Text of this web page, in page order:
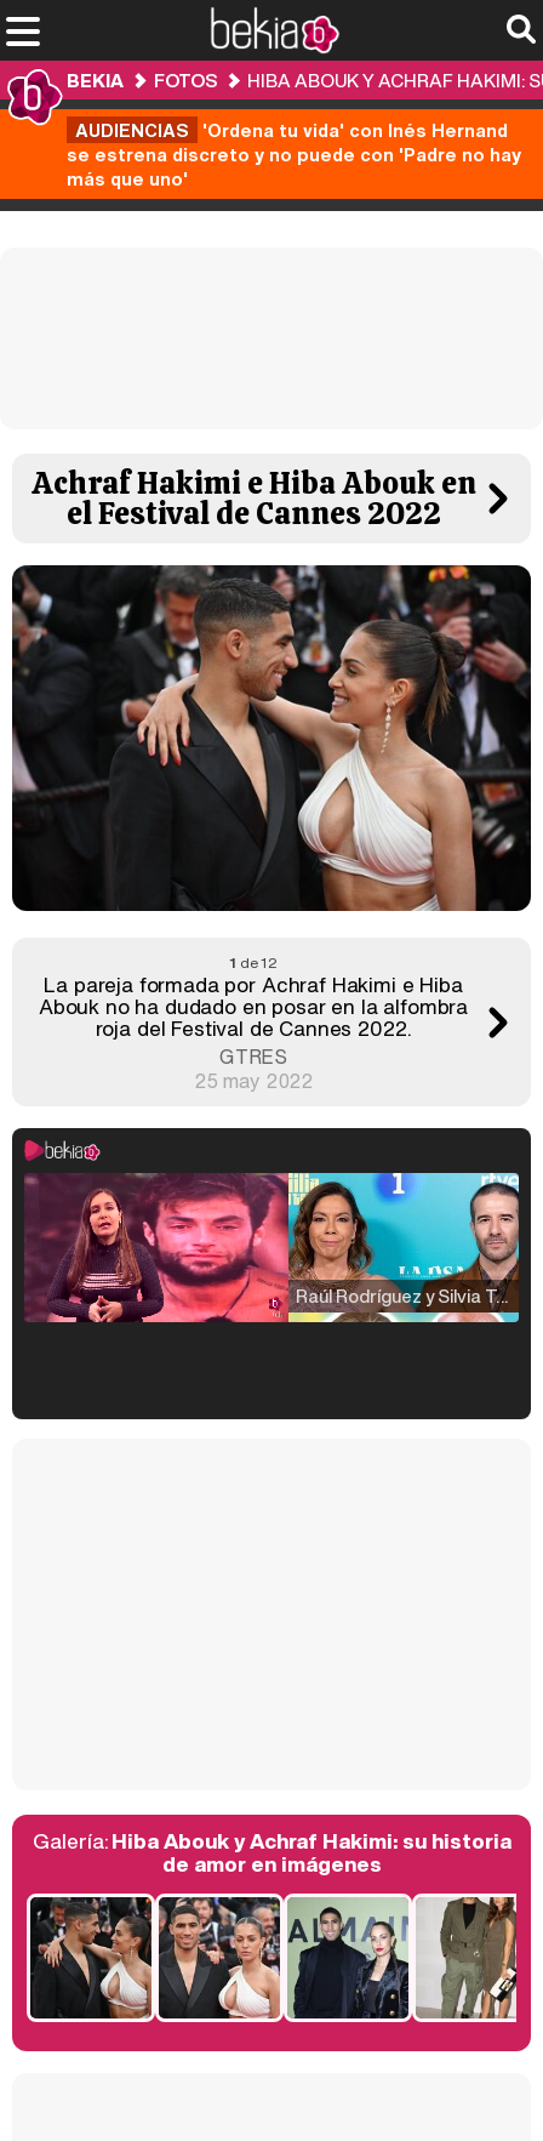
BEKIA FOTOS
HIBA ABOUK Y ACHRAF HAKIMI:
AUDIENCIAS 'Ordena tu vida' con Inés Hernand
se estrena discreto y no puede con 'Padre no hay
más que uno'
Achraf Hakimi e Hiba Abouk en
el Festival de Cannes 2022
1 de 12
La pareja formada por Achraf Hakimi e Hiba
Abouk no ha dudado en posar en la alfombra
roja del Festival de Cannes 2022.
GTRES
25 may 2022
Raúl Rodríguez y Silvia Taulés nos cuentan su papel en 'La familia de la tele'
Belén Esteban: "Estoy emocionada, muy contenta y muy feliz por llegar a RTVE"
Manu Baqueiro: "Tuve como referente a Bruce Willis en 'Luz de Luna' para mi trabajo en la serie 'Perdiendo el juicio'"
Galería:Hiba Abouk y Achraf Hakimi: su historia
de amor en imágenes